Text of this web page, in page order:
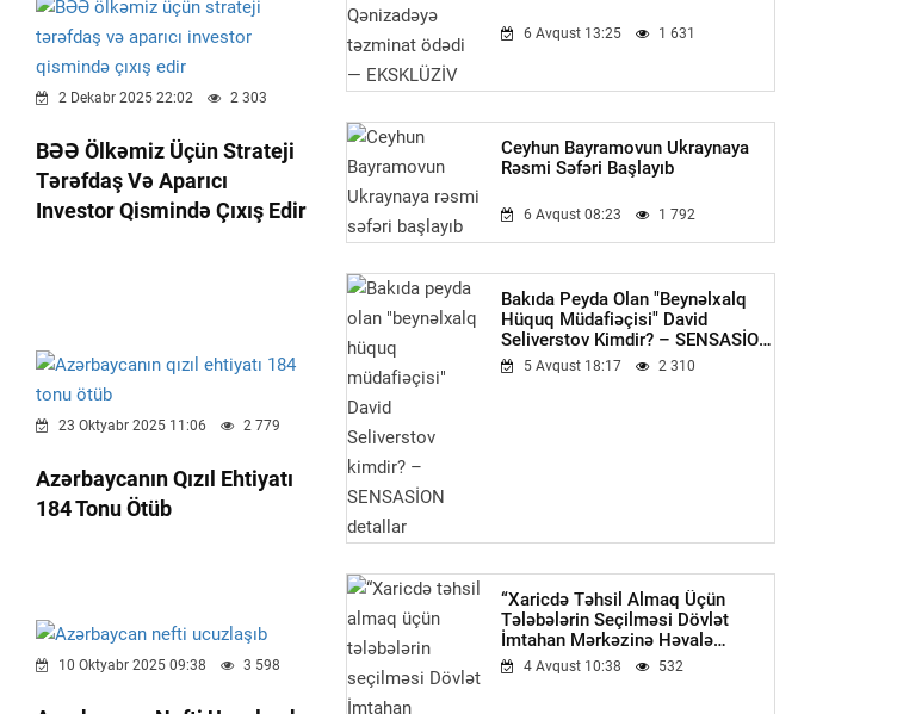
2 Dekabr 2025 22:02 2 303
BƏƏ Ölkəmiz Üçün Strateji
Tərəfdaş Və Aparıcı
Investor Qismində Çıxış Edir
23 Oktyabr 2025 11:06 2 779
Azərbaycanın Qızıl Ehtiyatı
184 Tonu Ötüb
10 Oktyabr 2025 09:38 3 598
6 Avqust 13:25 1 631
Ceyhun Bayramovun Ukraynaya
Rəsmi Səfəri Başlayıb
6 Avqust 08:23 1 792
Bakıda Peyda Olan "beynəlxalq
Hüquq Müdafiəçisi" David
Seliverstov Kimdir? – SENSASİON
Detallar
5 Avqust 18:17 2 310
“Xaricdə Təhsil Almaq Üçün
Tələbələrin Seçilməsi Dövlət
İmtahan Mərkəzinə Həvalə
Olunmalıdır”-Qüdrət Həsənquliyev
4 Avqust 10:38 532